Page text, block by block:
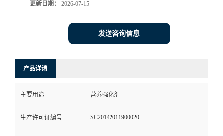
更新日期： 2026-07-15
发送咨询信息
产品详请
主要用途 营养强化剂
生产许可证编号 SC20142011900020